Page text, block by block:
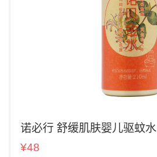
诺必行 舒缓肌肤婴儿驱蚊水
¥48